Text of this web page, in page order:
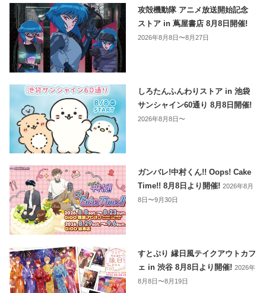
攻殻機動隊 アニメ放送開始記念
ストア in 蔦屋書店 8月8日開催!
2026年8月8日〜8月27日
しろたんふんわりストア in 池袋
サンシャイン60通り 8月8日開催!
2026年8月8日〜
ガンバレ!中村くん!! Oops! Cake
Time!! 8月8日より開催!2026年8月
8日〜9月30日
すとぷり 縁日風テイクアウトカフ
ェ in 渋谷 8月8日より開催!2026年
8月8日〜8月19日